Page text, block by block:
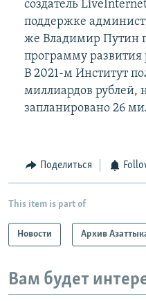
создатель
поддержке
же Владимир Путин
программу развития
В 2021-м Институт
миллиардов рублей,
запланировано 26
Поделиться
This item is part of
Новости Архив
Вам будет